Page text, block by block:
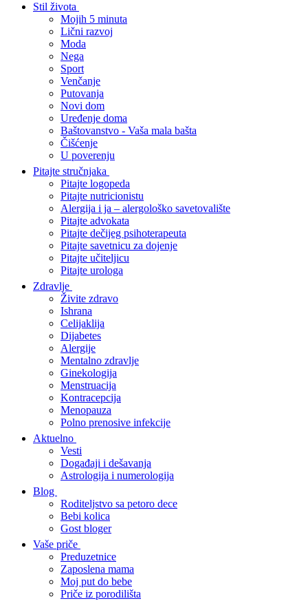
Stil života
Mojih 5 minuta
Lični razvoj
Moda
Nega
Sport
Venčanje
Putovanja
Novi dom
Uređenje doma
Baštovanstvo - Vaša mala bašta
Čišćenje
U poverenju
Pitajte stručnjaka
Pitajte logopeda
Pitajte nutricionistu
Alergija i ja – alergološko savetovalište
Pitajte advokata
Pitajte dečijeg psihoterapeuta
Pitajte savetnicu za dojenje
Pitajte učiteljicu
Pitajte urologa
Zdravlje
Živite zdravo
Ishrana
Celijaklija
Dijabetes
Alergije
Mentalno zdravlje
Ginekologija
Menstruacija
Kontracepcija
Menopauza
Polno prenosive infekcije
Aktuelno
Vesti
Događaji i dešavanja
Astrologija i numerologija
Blog
Roditeljstvo sa petoro dece
Bebi kolica
Gost bloger
Vaše priče
Preduzetnice
Zaposlena mama
Moj put do bebe
Priče iz porodilišta